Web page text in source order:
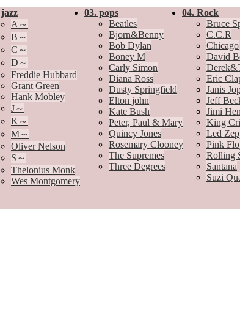
A～
B～
C～
D～
Freddie Hubbard
Grant Green
Hank Mobley
J～
K～
M～
Oliver Nelson
S～
Thelonius Monk
Wes Montgomery
03. pops
Beatles
Bjorn&Benny
Bob Dylan
Boney M
Carly Simon
Diana Ross
Dusty Springfield
Elton john
Kate Bush
Peter, Paul & Mary
Quincy Jones
Rosemary Clooney
The Supremes
Three Degrees
04. Rock
Bruce
C.C.R
Chicago
David
Eric
Janis
Jeff
Jimi
King
Led
Pink
Rolling
Santana
Suzi